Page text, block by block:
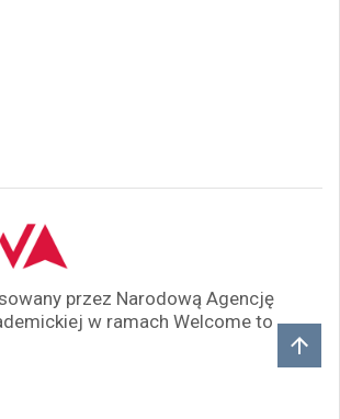
przez Narodową Agencję
w ramach Welcome to